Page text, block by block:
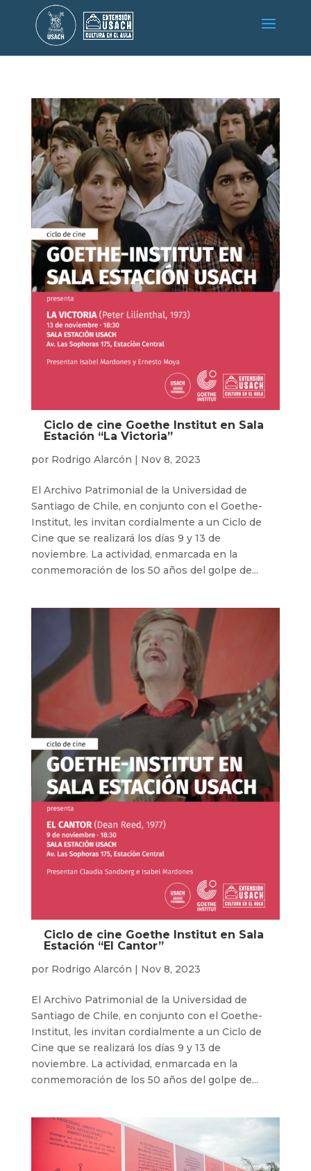
Ciclo de cine Goethe Institut en Sala
Estación “La Victoria”
por Rodrigo Alarcón | Nov 8, 2023
El Archivo Patrimonial de la Universidad de
Santiago de Chile, en conjunto con el Goethe-
Institut, les invitan cordialmente a un Ciclo de
Cine que se realizará los días 9 y 13 de
noviembre. La actividad, enmarcada en la
conmemoración de los 50 años del golpe de...
Ciclo de cine Goethe Institut en Sala
Estación “El Cantor”
por Rodrigo Alarcón | Nov 8, 2023
El Archivo Patrimonial de la Universidad de
Santiago de Chile, en conjunto con el Goethe-
Institut, les invitan cordialmente a un Ciclo de
Cine que se realizará los días 9 y 13 de
noviembre. La actividad, enmarcada en la
conmemoración de los 50 años del golpe de...